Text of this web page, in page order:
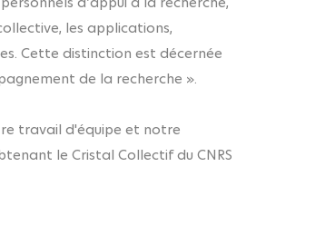
les applications,
Cette distinction est décernée
de la recherche ».
travail d'équipe et notre
le Cristal Collectif du CNRS